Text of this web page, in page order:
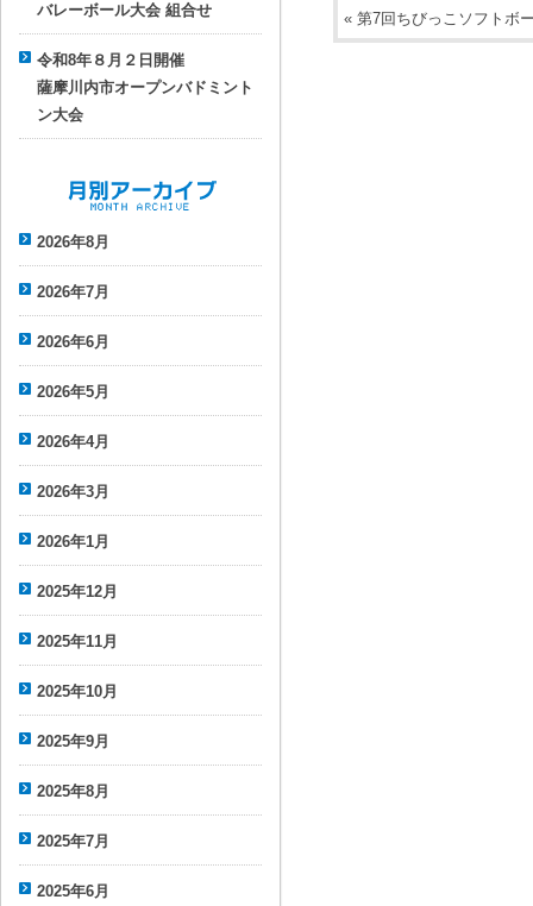
バレーボール大会 組合せ
令和8年８月２日開催
薩摩川内市オープンバドミント
ン大会
2026年8月
2026年7月
2026年6月
2026年5月
2026年4月
2026年3月
2026年1月
2025年12月
2025年11月
2025年10月
2025年9月
2025年8月
2025年7月
2025年6月
« 第7回ちびっこソフトボ